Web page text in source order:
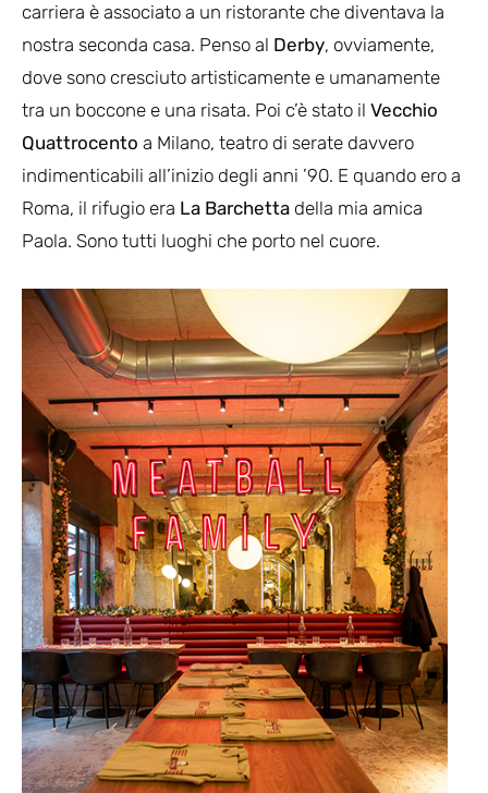
carriera è associato a un ristorante che diventava la
nostra seconda casa. Penso al Derby, ovviamente,
dove sono cresciuto artisticamente e umanamente
tra un boccone e una risata. Poi c’è stato il Vecchio
Quattrocento a Milano, teatro di serate davvero
indimenticabili all’inizio degli anni ’90. E quando ero a
Roma, il rifugio era La Barchetta della mia amica
Paola. Sono tutti luoghi che porto nel cuore.